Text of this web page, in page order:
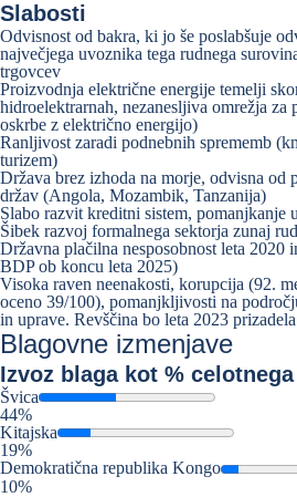
Slabosti
Odvisnost od bakra, ki jo še poslabšuje
največjega uvoznika tega rudnega
trgovcev
Proizvodnja električne energije temelji
hidroelektrarnah, nezanesljiva omrežja za
oskrbe z električno energijo)
Ranljivost zaradi podnebnih sprememb
turizem)
Država brez izhoda na morje, odvisna od
držav (Angola, Mozambik, Tanzanija)
Slabo razvit kreditni sistem, pomanjkanje
Šibek razvoj formalnega sektorja zunaj
Državna plačilna nesposobnost leta 2020
BDP ob koncu leta 2025)
Visoka raven neenakosti, korupcija (92.
oceno 39/100), pomanjkljivosti na
in uprave. Revščina bo leta 2023
Blagovne izmenjave
Izvoz blaga kot % celotnega
Švica
44%
Kitajska
19%
Demokratična republika Kongo
10%